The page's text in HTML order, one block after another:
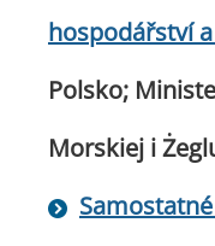
hospodářství
Polsko;
Morskiej i